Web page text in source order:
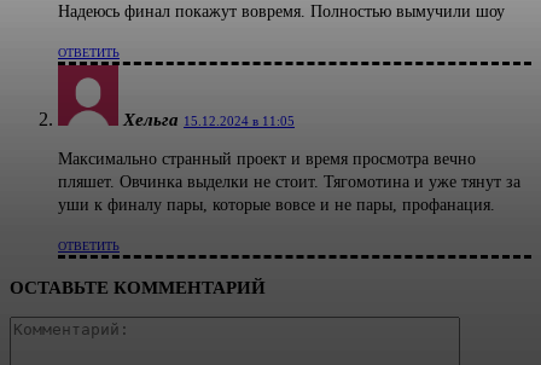
Надеюсь финал покажут вовремя. Полностью вымучили шоу
ОТВЕТИТЬ
Хельга 15.12.2024 в 11:05
Максимально странный проект и время просмотра вечно
пляшет. Овчинка выделки не стоит. Тягомотина и уже тянут за
уши к финалу пары, которые вовсе и не пары, профанация.
ОТВЕТИТЬ
ОСТАВЬТЕ КОММЕНТАРИЙ